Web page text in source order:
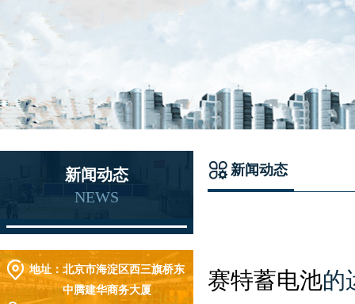
新闻动态
NEWS
地址： 北京市海淀区西三旗桥东
中腾建华商务大厦
新闻动态
赛特蓄电池的